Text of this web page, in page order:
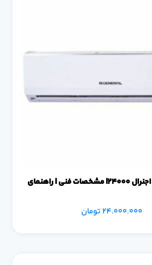
قیمت کولر گازی اجنرال 24000| مشخصات فنی | راهنمای
24.000.000تومان